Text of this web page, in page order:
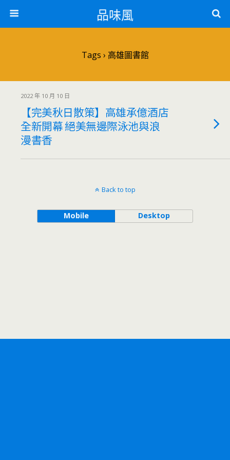
品味風
Tags › 高雄圖書館
2022 年 10 月 10 日
【完美秋日散策】高雄承億酒店
全新開幕 絕美無邊際泳池與浪
漫書香
Back to top
Mobile Desktop